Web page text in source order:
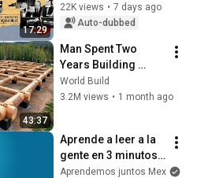
17:29
22K views • 7 days ago
Auto-dubbed
43:37
Man Spent Two
Years Building
HUGE Wooden
House for his
@bjornbrenton
World Build
3.2M views • 1 month ago
Aprende a leer a la
gente en 3 minutos |
Bárbara Tijerina,
Aprendemos juntos Mex